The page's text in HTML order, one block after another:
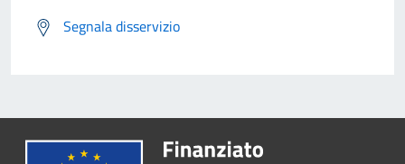
Segnala disservizio